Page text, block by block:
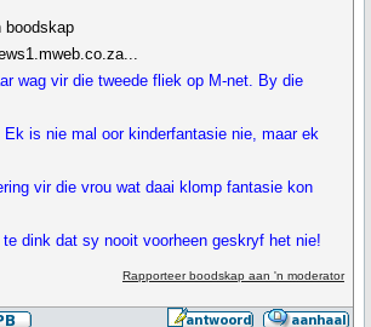
boodskap
wag vir die tweede fliek op M-net. By die
is nie mal oor kinderfantasie nie, maar ek
vir die vrou wat daai klomp fantasie kon
dink dat sy nooit voorheen geskryf het nie!
Rapporteer boodskap aan 'n moderator